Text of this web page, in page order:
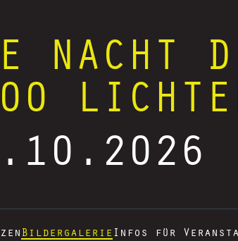
NACHT
Bildergalerie Infos für